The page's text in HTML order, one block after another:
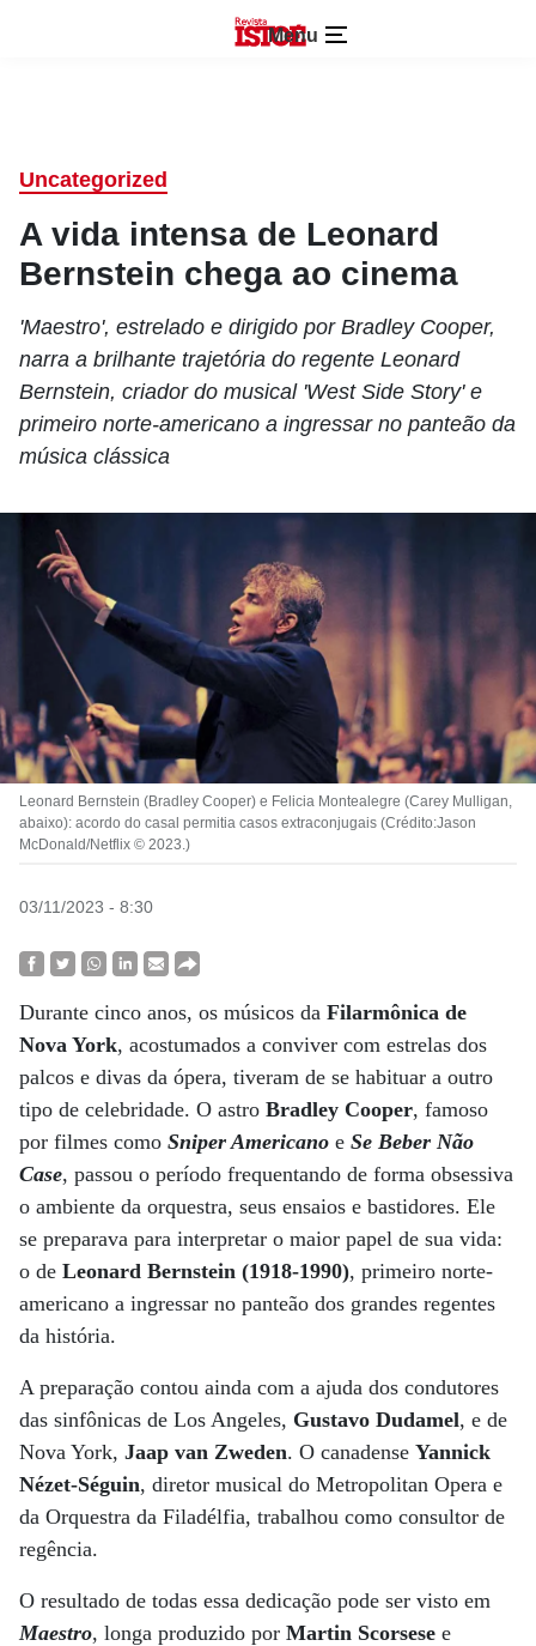
Menu
Uncategorized
A vida intensa de Leonard
Bernstein chega ao cinema
'Maestro', estrelado e dirigido por Bradley Cooper,
narra a brilhante trajetória do regente Leonard
Bernstein, criador do musical 'West Side Story' e
primeiro norte-americano a ingressar no panteão da
música clássica
Leonard Bernstein (Bradley Cooper) e Felicia Montealegre (Carey Mulligan,
abaixo): acordo do casal permitia casos extraconjugais (Crédito:Jason
McDonald/Netflix © 2023.)
03/11/2023 - 8:30
Durante cinco anos, os músicos da Filarmônica de
Nova York, acostumados a conviver com estrelas dos
palcos e divas da ópera, tiveram de se habituar a outro
tipo de celebridade. O astro Bradley Cooper, famoso
por filmes como Sniper Americano e Se Beber Não
Case, passou o período frequentando de forma obsessiva
o ambiente da orquestra, seus ensaios e bastidores. Ele
se preparava para interpretar o maior papel de sua vida:
o de Leonard Bernstein (1918-1990), primeiro norte-
americano a ingressar no panteão dos grandes regentes
da história.
A preparação contou ainda com a ajuda dos condutores
das sinfônicas de Los Angeles, Gustavo Dudamel, e de
Nova York, Jaap van Zweden. O canadense Yannick
Nézet-Séguin, diretor musical do Metropolitan Opera e
da Orquestra da Filadélfia, trabalhou como consultor de
regência.
O resultado de todas essa dedicação pode ser visto em
Maestro, longa produzido por Martin Scorsese e